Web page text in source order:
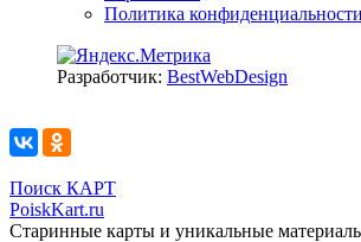
Политика конфиденциальности
Разработчик: BestWebDesign
Поиск КАРТ
PoiskKart.ru
Старинные карты и уникальные